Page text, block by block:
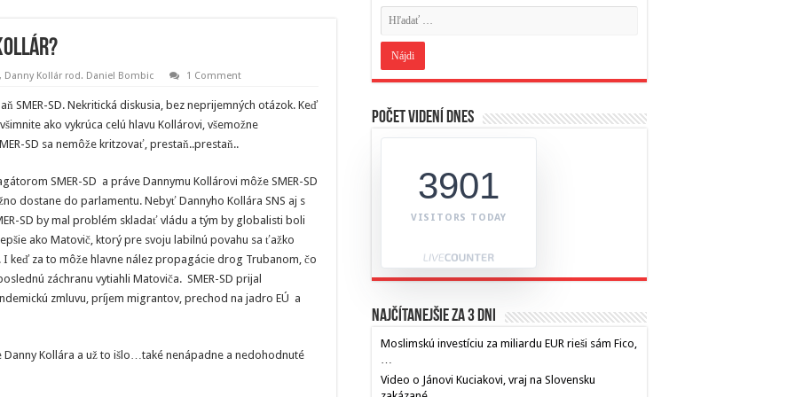
, Danny Kollár rod. Daniel Bombic 1 Comment
SMER-SD. Nekritická diskusia, bez neprijemných otázok. Keď
ako vykrúca celú hlavu Kollárovi, všemožne
SD sa nemôže kritzovať, prestaň..prestaň..
SMER-SD a práve Dannymu Kollárovi môže SMER-SD
dostane do parlamentu. Nebyť Dannyho Kollára SNS aj s
SD by mal problém skladať vládu a tým by globalisti boli
ako Matovič, ktorý pre svoju labilnú povahu sa ťažko
keď za to môže hlavne nález propagácie drog Trubanom, čo
záchranu vytiahli Matoviča. SMER-SD prijal
zmluvu, príjem migrantov, prechod na jadro EÚ a
Danny Kollára a už to išlo…také nenápadne a nedohodnuté
Počet videní dnes
3901
VISITORS TODAY
Najčítanejšie za 3 dni
Moslimskú investíciu za miliardu EUR rieši sám Fico,
…
Video o Jánovi Kuciakovi, vraj na Slovensku